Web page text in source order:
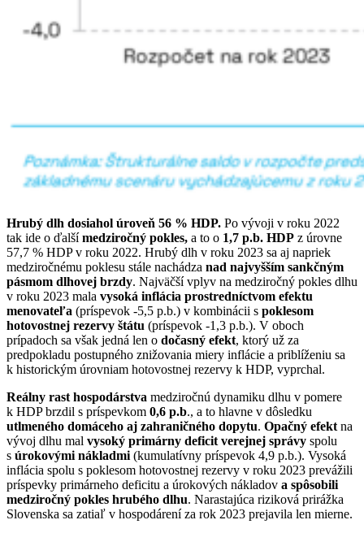
Hrubý dlh dosiahol úroveň 56 % HDP. Po vývoji v roku 2022
tak ide o ďalšímedziročný pokles, a to o 1,7 p.b. HDP z úrovne
57,7 % HDP v roku 2022. Hrubý dlh v roku 2023 sa aj napriek
medziročnému poklesu stále nachádza nad najvyšším sankčným
pásmom dlhovej brzdy. Najväčší vplyv na medziročný pokles dlhu
v roku 2023 mala vysoká inflácia prostredníctvom efektu
menovateľa (príspevok -5,5 p.b.) v kombinácii s poklesom
hotovostnej rezervy štátu (príspevok -1,3 p.b.). V oboch
prípadoch sa však jedná len o dočasný efekt, ktorý už za
predpokladu postupného znižovania miery inflácie a priblíženiu sa
k historickým úrovniam hotovostnej rezervy k HDP, vyprchal.
Reálny rast hospodárstva medziročnú dynamiku dlhu v pomere
k HDP brzdil s príspevkom 0,6 p.b., a to hlavne v dôsledku
utlmeného domáceho aj zahraničného dopytu. Opačný efekt na
vývoj dlhu mal vysoký primárny deficit verejnej správy spolu
s úrokovými nákladmi (kumulatívny príspevok 4,9 p.b.). Vysoká
inflácia spolu s poklesom hotovostnej rezervy v roku 2023 prevážili
príspevky primárneho deficitu a úrokových nákladov a spôsobili
medziročný pokles hrubého dlhu. Narastajúca riziková prirážka
Slovenska sa zatiaľ v hospodárení za rok 2023 prejavila len mierne.